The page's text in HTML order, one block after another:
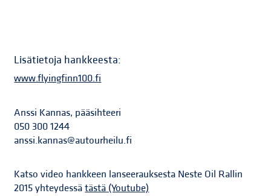
Lisätietoja hankkeesta:
www.flyingfinn100.fi
Anssi Kannas, pääsihteeri
050 300 1244
anssi.kannas@autourheilu.fi
Katso video hankkeen lanseerauksesta Neste Oil Rallin
2015 yhteydessätästä (Youtube)